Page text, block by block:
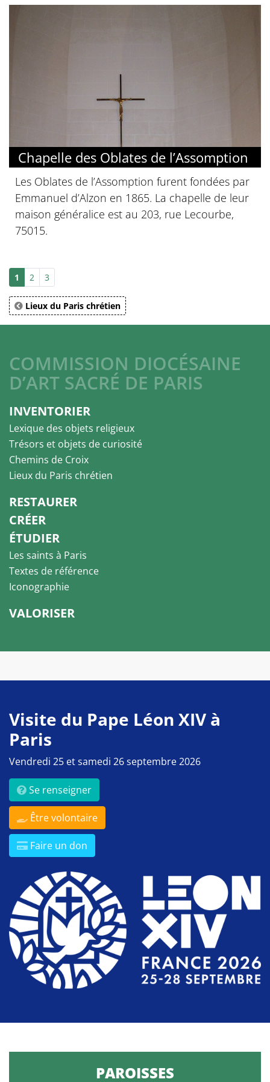
Chapelle des Oblates de l’Assomption
Les Oblates de l’Assomption furent fondées par
Emmanuel d’Alzon en 1865. La chapelle de leur
maison généralice est au 203, rue Lecourbe,
75015.
1 2 3
Lieux du Paris chrétien
COMMISSION DIOCÉSAINE
D’ART SACRÉ DE PARIS
INVENTORIER
Lexique des objets religieux
Trésors et objets de curiosité
Chemins de Croix
Lieux du Paris chrétien
RESTAURER
CRÉER
ÉTUDIER
Les saints à Paris
Textes de référence
Iconographie
VALORISER
Visite du Pape Léon XIV à
Paris
Vendredi 25 et samedi 26 septembre 2026
Se renseigner
Être volontaire
Faire un don
PAROISSES